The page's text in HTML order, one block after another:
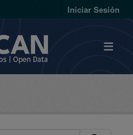
Iniciar Sesión